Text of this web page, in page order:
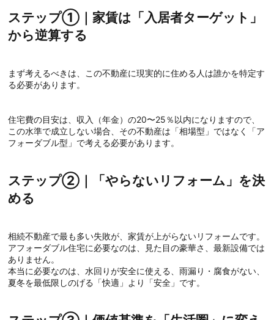
ステップ①｜家賃は「入居者ターゲット」
から逆算する
まず考えるべきは、この不動産に現実的に住める人は誰かを特定す
る必要があります。
住宅費の目安は、収入（年金）の20〜25％以内になりますので、
この水準で成立しない場合、その不動産は「相場型」ではなく「ア
フォーダブル型」で考える必要があります。
ステップ②｜「やらないリフォーム」を決
める
相続不動産で最も多い失敗が、家賃が上がらないリフォームです。
アフォーダブル住宅に必要なのは、見た目の豪華さ、最新設備では
ありません。
本当に必要なのは、水回りが安全に使える、雨漏り・腐食がない、
夏冬を最低限しのげる「快適」より「安全」です。